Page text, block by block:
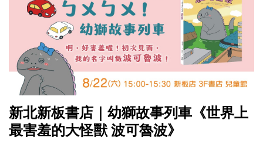
新北新板書店｜幼獅故事列車《世界上
最害羞的大怪獸 波可魯波》